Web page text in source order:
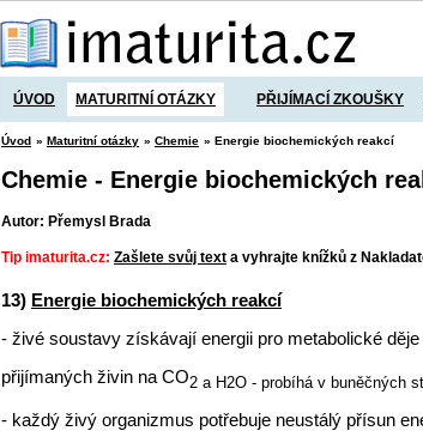
ÚVOD MATURITNÍ OTÁZKY PŘIJÍMACÍ ZKOUŠKY
Úvod » Maturitní otázky » Chemie » Energie biochemických reakcí
Chemie - Energie biochemických
Autor: Přemysl Brada
Tip imaturita.cz: Zašlete svůj text a vyhrajte knížků z
13) Energie biochemických reakcí
- živé soustavy získávají energii pro metabolické
přijímaných živin na CO2 a H2O - probíhá v buněčných
- každý živý organizmus potřebuje neustálý přísun